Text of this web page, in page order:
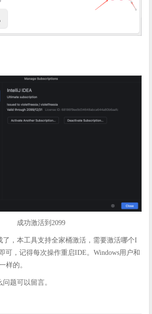
成功激活到2099
了，本工具支持全家桶激活，需要激活哪个I
可，记得每次操作重启IDE。Windows用户和
样的。
题可以留言。